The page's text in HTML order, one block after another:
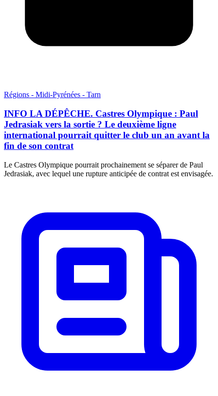
Régions - Midi-Pyrénées - Tarn
INFO LA DÉPÊCHE. Castres Olympique : Paul
Jedrasiak vers la sortie ? Le deuxième ligne
international pourrait quitter le club un an avant la
fin de son contrat
Le Castres Olympique pourrait prochainement se séparer de Paul
Jedrasiak, avec lequel une rupture anticipée de contrat est envisagée.